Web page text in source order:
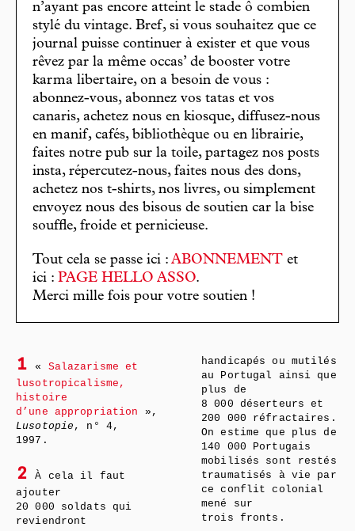
n’ayant pas encore atteint le stade ô combien
stylé du vintage. Bref, si vous souhaitez que ce
journal puisse continuer à exister et que vous
rêvez par la même occas’ de booster votre
karma libertaire, on a besoin de vous :
abonnez-vous, abonnez vos tatas et vos
canaris, achetez nous en kiosque, diffusez-nous
en manif, cafés, bibliothèque ou en librairie,
faites notre pub sur la toile, partagez nos posts
insta, répercutez-nous, faites nous des dons,
achetez nos t-shirts, nos livres, ou simplement
envoyez nous des bisous de soutien car la bise
souffle, froide et pernicieuse.
Tout cela se passe ici : ABONNEMENT et
ici : PAGE HELLO ASSO.
Merci mille fois pour votre soutien !
1 « Salazarisme et
lusotropicalisme,
histoire
d’une appropriation »,
Lusotopie , n° 4,
1997.
2
À cela il faut
ajouter
20 000 soldats qui
reviendront
handicapés ou mutilés
au Portugal ainsi que
plus de
8 000 déserteurs et
200 000 réfractaires.
On estime que plus de
140 000 Portugais
mobilisés sont restés
traumatisés à vie par
ce conflit colonial
mené sur
trois fronts.